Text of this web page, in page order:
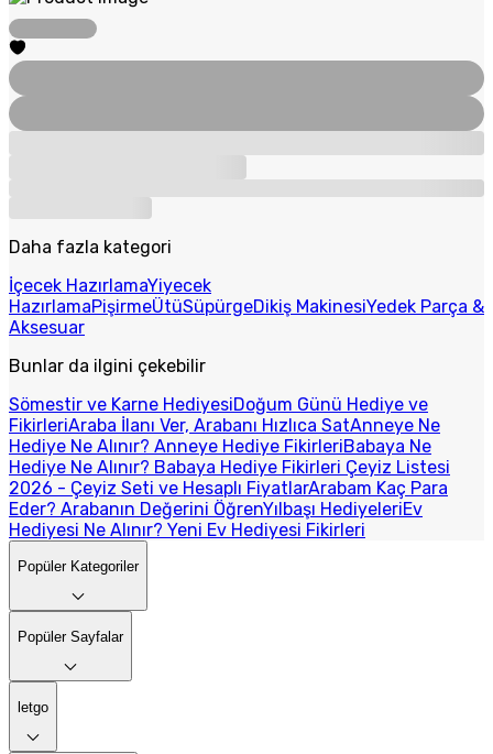
Daha fazla kategori
İçecek HazırlamaYiyecek
HazırlamaPişirmeÜtüSüpürgeDikiş MakinesiYedek Parça &
Aksesuar
Bunlar da ilgini çekebilir
Sömestir ve Karne HediyesiDoğum Günü Hediye ve
FikirleriAraba İlanı Ver, Arabanı Hızlıca SatAnneye Ne
Hediye Ne Alınır? Anneye Hediye FikirleriBabaya Ne
Hediye Ne Alınır? Babaya Hediye Fikirleri Çeyiz Listesi
2026 - Çeyiz Seti ve Hesaplı FiyatlarArabam Kaç Para
Eder? Arabanın Değerini ÖğrenYılbaşı HediyeleriEv
Hediyesi Ne Alınır? Yeni Ev Hediyesi Fikirleri
Popüler Kategoriler
Popüler Sayfalar
letgo